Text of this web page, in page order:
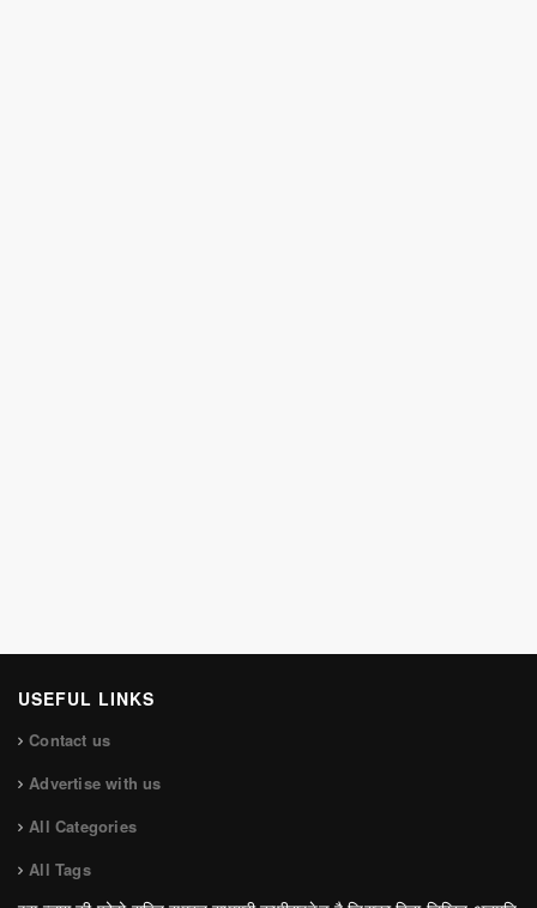
USEFUL LINKS
Contact us
Advertise with us
All Categories
All Tags